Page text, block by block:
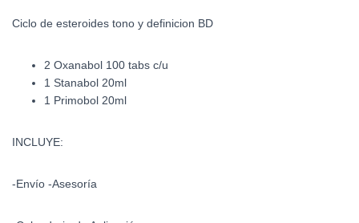
Ciclo de esteroides tono y definicion BD
2 Oxanabol 100 tabs c/u
1 Stanabol 20ml
1 Primobol 20ml
INCLUYE:
-Envío -Asesoría